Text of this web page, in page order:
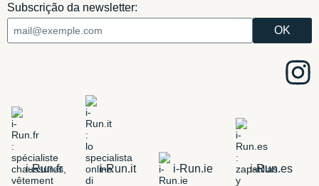
Subscrição da newsletter:
i-Run.fr i-Run.it i-Run.ie i-Run.es